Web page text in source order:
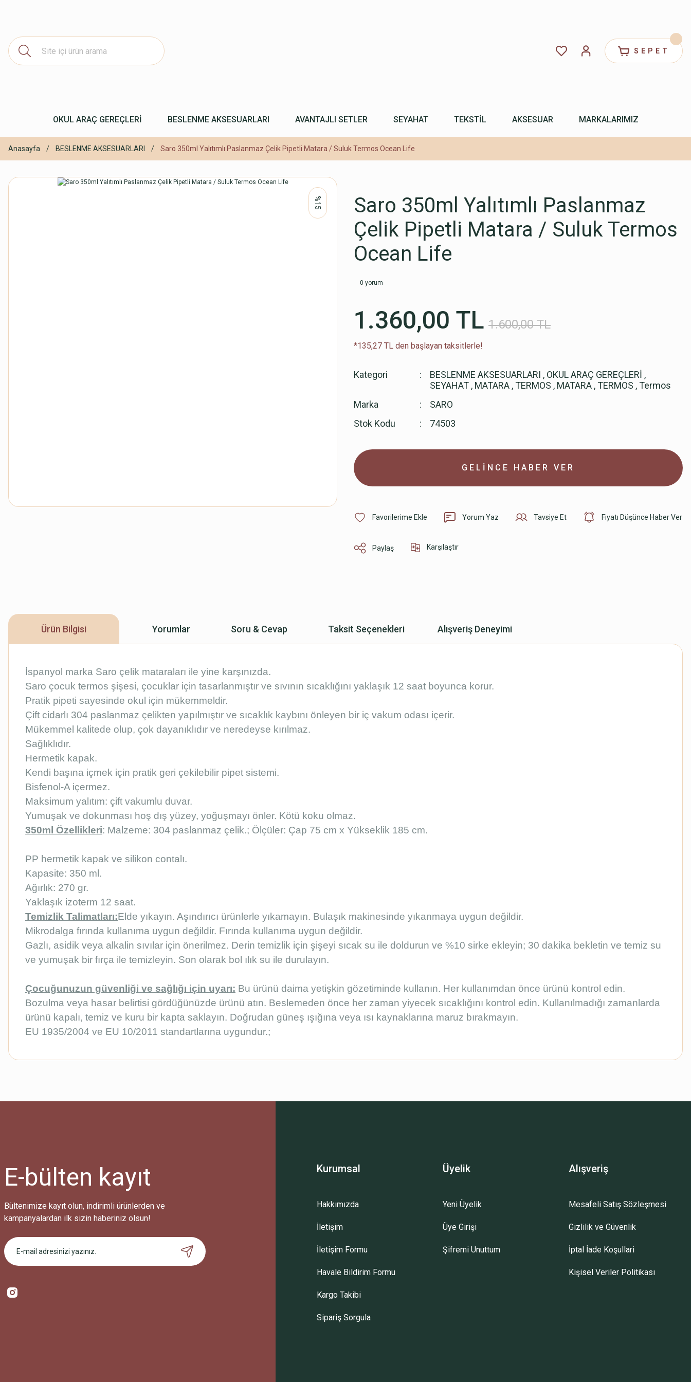
SEPET
OKUL ARAÇ GEREÇLERİ BESLENME AKSESUARLARI AVANTAJLI SETLER SEYAHAT TEKSTİL AKSESUAR MARKALARIMIZ
Anasayfa BESLENME AKSESUARLARI Saro 350ml Yalıtımlı Paslanmaz Çelik Pipetli Matara / Suluk Termos Ocean Life
%15
Saro 350ml Yalıtımlı Paslanmaz
Çelik Pipetli Matara / Suluk Termos
Ocean Life
0 yorum
1.360,00 TL 1.600,00 TL
*135,27 TL den başlayan taksitlerle!
Kategori BESLENME AKSESUARLARI , OKUL ARAÇ GEREÇLERİ ,
SEYAHAT , MATARA ,TERMOS , MATARA ,TERMOS ,Termos
Marka
SARO
Stok Kodu
74503
GELİNCE HABER VER
Yorum Yaz Tavsiye Et Fiyatı Düşünce Haber Ver
Paylaş Karşılaştır
Ürün Bilgisi Yorumlar Soru & Cevap Taksit Seçenekleri Alışveriş Deneyimi
İspanyol marka Saro çelik mataraları ile yine karşınızda.
Saro çocuk termos şişesi, çocuklar için tasarlanmıştır ve sıvının sıcaklığını yaklaşık 12 saat boyunca korur.
Pratik pipeti sayesinde okul için mükemmeldir.
Çift cidarlı 304 paslanmaz çelikten yapılmıştır ve sıcaklık kaybını önleyen bir iç vakum odası içerir.
Mükemmel kalitede olup, çok dayanıklıdır ve neredeyse kırılmaz.
Sağlıklıdır.
Hermetik kapak.
Kendi başına içmek için pratik geri çekilebilir pipet sistemi.
Bisfenol-A içermez.
Maksimum yalıtım: çift vakumlu duvar.
Yumuşak ve dokunması hoş dış yüzey, yoğuşmayı önler. Kötü koku olmaz.
350ml Özellikleri: Malzeme: 304 paslanmaz çelik.; Ölçüler: Çap 75 cm x Yükseklik 185 cm.
PP hermetik kapak ve silikon contalı.
Kapasite: 350 ml.
Ağırlık: 270 gr.
Yaklaşık izoterm 12 saat.
Temizlik Talimatları:Elde yıkayın. Aşındırıcı ürünlerle yıkamayın. Bulaşık makinesinde yıkanmaya uygun değildir.
Mikrodalga fırında kullanıma uygun değildir. Fırında kullanıma uygun değildir.
Gazlı, asidik veya alkalin sıvılar için önerilmez. Derin temizlik için şişeyi sıcak su ile doldurun ve %10 sirke ekleyin; 30 dakika bekletin ve temiz su
ve yumuşak bir fırça ile temizleyin. Son olarak bol ılık su ile durulayın.
Çocuğunuzun güvenliği ve sağlığı için uyarı: Bu ürünü daima yetişkin gözetiminde kullanın. Her kullanımdan önce ürünü kontrol edin.
Bozulma veya hasar belirtisi gördüğünüzde ürünü atın. Beslemeden önce her zaman yiyecek sıcaklığını kontrol edin. Kullanılmadığı zamanlarda
ürünü kapalı, temiz ve kuru bir kapta saklayın. Doğrudan güneş ışığına veya ısı kaynaklarına maruz bırakmayın.
EU 1935/2004 ve EU 10/2011 standartlarına uygundur.;
Bu ürüne ilk yorumu siz yapın!
Ürün hakkında henüz soru sorulmamış.
Sitemize ilk yorumu siz yapın!
E-bülten kayıt
Bültenimize kayıt olun, indirimli ürünlerden ve
kampanyalardan ilk sizin haberiniz olsun!
Kurumsal
Hakkımızda
İletişim
İletişim Formu
Havale Bildirim Formu
Kargo Takibi
Sipariş Sorgula
Üyelik
Yeni Üyelik
Üye Girişi
Şifremi Unuttum
Alışveriş
Mesafeli Satış Sözleşmesi
Gizlilik ve Güvenlik
İptal İade Koşullari
Kişisel Veriler Politikası